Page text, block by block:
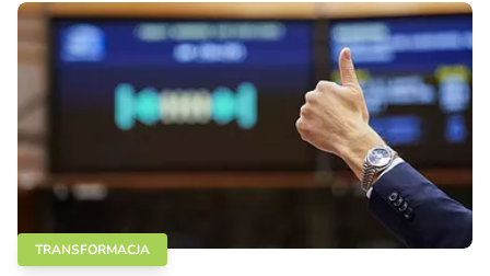
TRANSFORMACJA